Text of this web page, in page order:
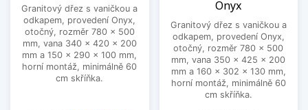
na kuchyňské lince a neustále mokrým utěrkám je
konec. Objednejte ještě dnes a užívejte pohody i
vy. Nakupování v našem e-shopu je navíc
přehledné a rychlé zároveň.
Granitový dřez s vaničkou a
odkapem, provedení Onyx,
otočný, rozměr 780 x 500
mm, vana 340 x 420 x 200
mm a 150 x 290 x 100 mm,
horní montáž, minimálně 60
cm skříňka.
Onyx
Granitový dřez s vaničkou a
odkapem, provedení Onyx,
otočný, rozměr 780 x 500
mm, vana 350 x 425 x 200
mm a 160 x 302 x 130 mm,
horní montáž, minimálně 60
cm skříňka.